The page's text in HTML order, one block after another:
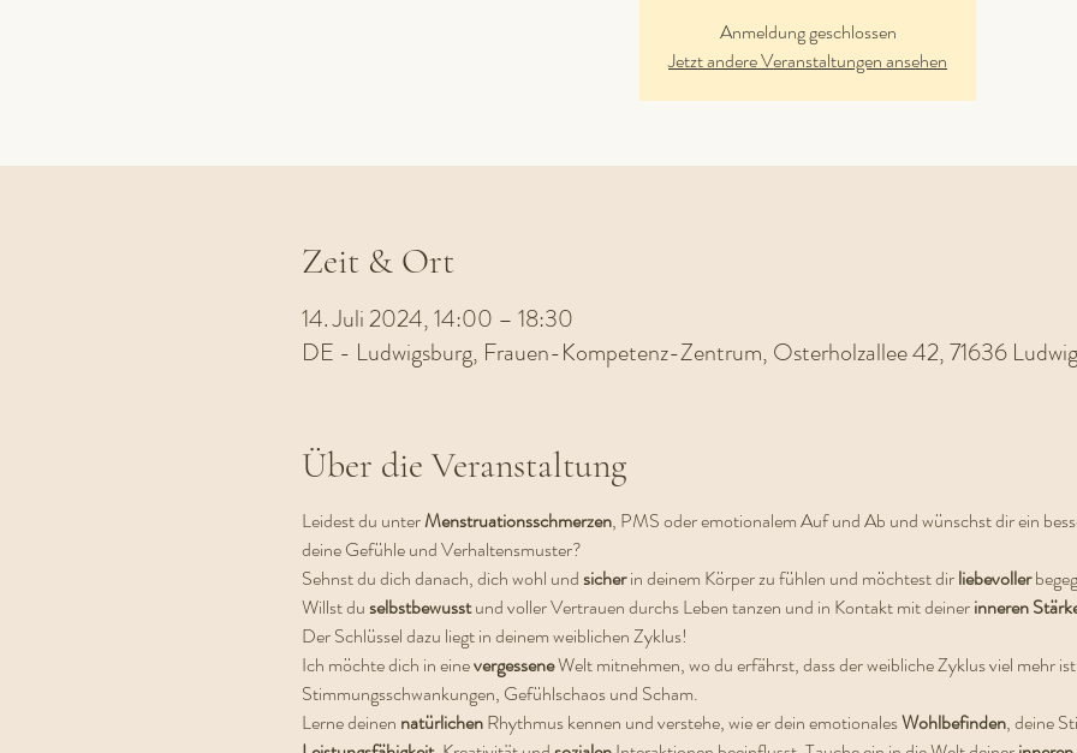
Anmeldung geschlossen
Jetzt andere Veranstaltungen ansehen
Zeit & Ort
14. Juli 2024, 14:00 – 18:30
DE - Ludwigsburg, Frauen-Kompetenz-Zentrum, Osterholzallee 42, 71636
Über die Veranstaltung
Leidest du unter Menstruationsschmerzen, PMS oder emotionalem Auf und Ab und wünschst dir ein
deine Gefühle und Verhaltensmuster?
Sehnst du dich danach, dich wohl und sicher in deinem Körper zu fühlen und möchtest dir liebevoller
Willst du selbstbewusst und voller Vertrauen durchs Leben tanzen und in Kontakt mit deiner inneren
Der Schlüssel dazu liegt in deinem weiblichen Zyklus!
Ich möchte dich in eine vergessene Welt mitnehmen, wo du erfährst, dass der weibliche Zyklus viel mehr
Stimmungsschwankungen, Gefühlschaos und Scham.
Lerne deinen natürlichen Rhythmus kennen und verstehe, wie er dein emotionales Wohlbefinden, deine